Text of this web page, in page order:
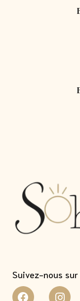
Suivez-nous sur